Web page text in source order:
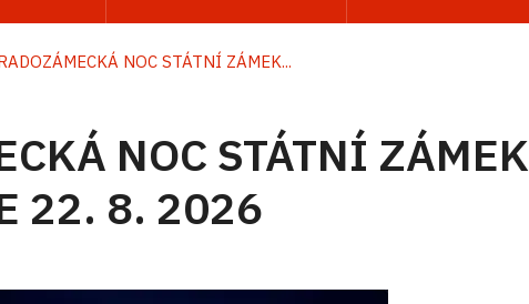
NOC STÁTNÍ ZÁMEK...
NOC STÁTNÍ ZÁMEK
22. 8. 2026